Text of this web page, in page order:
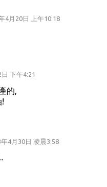
4月20日 上午10:18
下午4:21
的,
年4月30日 凌晨3:58